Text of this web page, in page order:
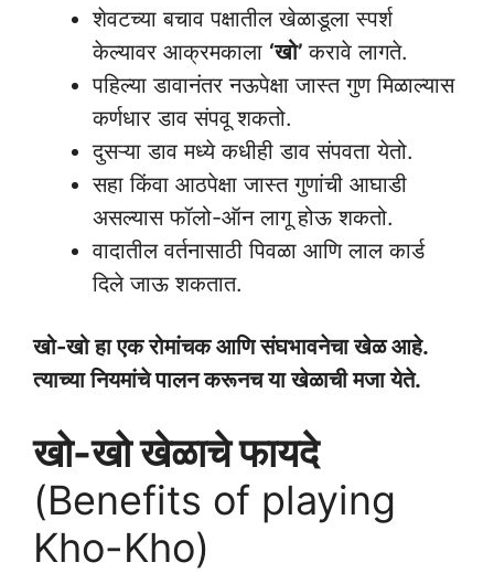
शेवटच्या बचाव पक्षातील खेळाडूला स्पर्श
केल्यावर आक्रमकाला ‘खो’करावे लागते.
पहिल्या डावानंतर नऊपेक्षा जास्त गुण मिळाल्यास
कर्णधार डाव संपवू शकतो.
दुसऱ्या डाव मध्ये कधीही डाव संपवता येतो.
सहा किंवा आठपेक्षा जास्त गुणांची आघाडी
असल्यास फॉलो-ऑन लागू होऊ शकतो.
वादातील वर्तनासाठी पिवळा आणि लाल कार्ड
दिले जाऊ शकतात.
खो-खो हा एक रोमांचक आणि संघभावनेचा खेळ आहे.
त्याच्या नियमांचे पालन करूनच या खेळाची मजा येते.
खो-खो खेळाचे फायदे
(Benefits of playing
Kho-Kho)